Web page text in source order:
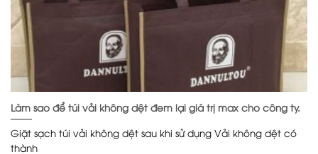
Làm sao để túi vải không dệt đem lại giá trị max cho công ty.
Giặt sạch túi vải không dệt sau khi sử dụng Vải không dệt có
thành